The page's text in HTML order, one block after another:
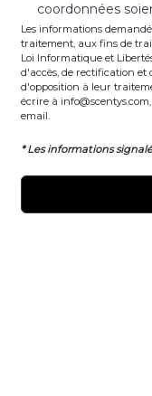
coordonnées
Les informations
traitement, aux fins de
Loi Informatique et
d'accès, de rectification et
d'opposition à leur
écrire à
email.
* Les informations